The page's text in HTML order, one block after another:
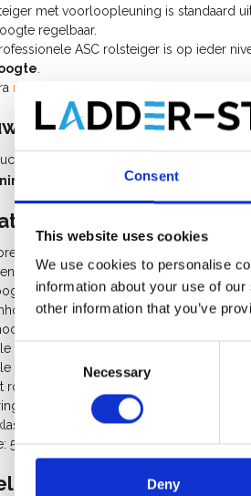
Consent
This website uses cookies
We use cookies to personalise
information about your use of
other information that you’ve
Necessary
Deny
met voorloopleuning is standaard
regelbaar.
ASC rolsteiger is op ieder
rolsteiger onderdelen
ik een rolsteiger met
(watch video) voor het
of raadpleeg dehandleiding AGS
0,75 m
2,50 m
6,20 m
4,20 m
rolsteiger: 5,20 m
belasting platform: 250 Kg
belasting rolsteiger: 750 Kg
rolsteiger: 150 Kg
N-EN1004-3, EN 1298, TÜV-GS,
III (200 Kg/m²)
5 jaar